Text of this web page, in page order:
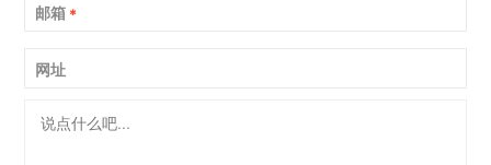
邮箱 *
网址